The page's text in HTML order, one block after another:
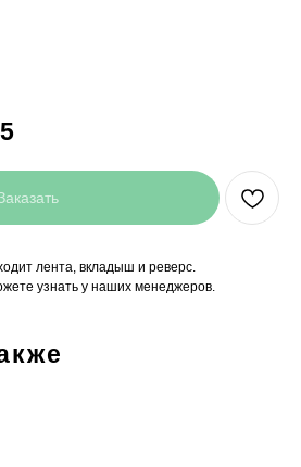
лента, вкладыш и реверс.
узнать у наших менеджеров.